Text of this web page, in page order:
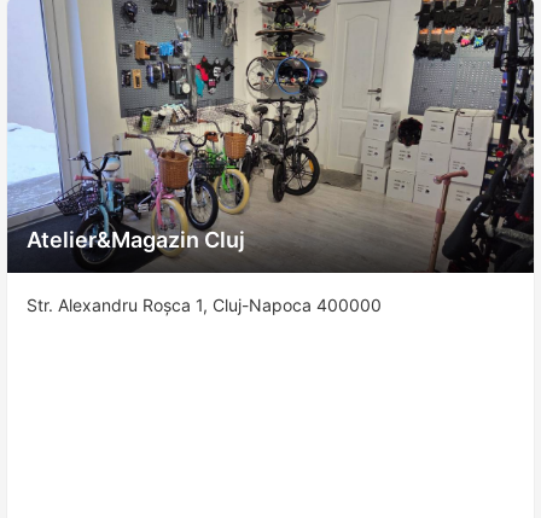
Atelier&Magazin Cluj
Str. Alexandru Roșca 1, Cluj-Napoca 400000